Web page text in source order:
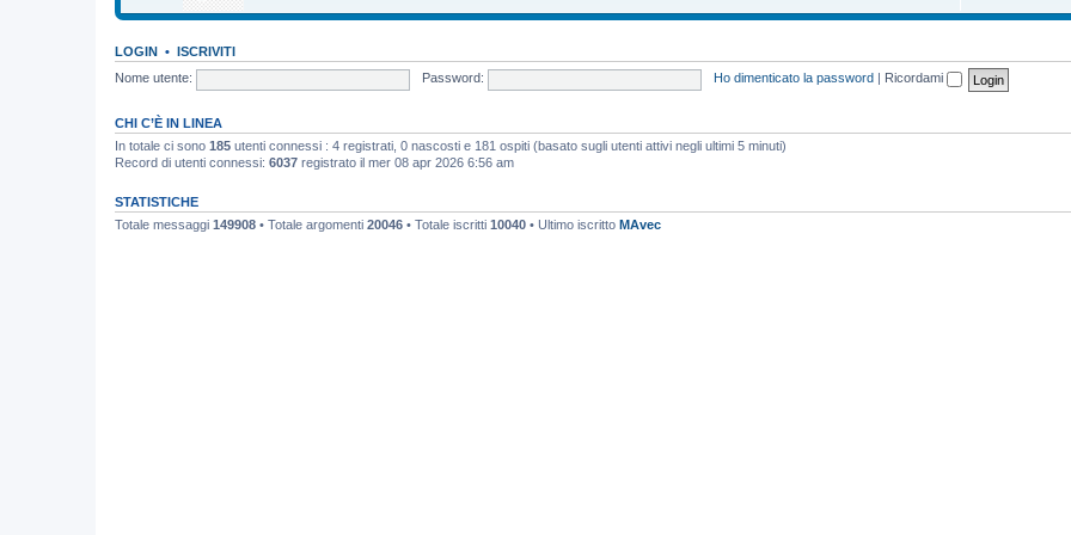
LOGIN • ISCRIVITI
Nome utente:
Password: Ho dimenticato la password Ricordami
CHI C’È IN LINEA
In totale ci sono 185 utenti connessi : 4 registrati, 0 nascosti e 181 ospiti (basato sugli utenti attivi negli ultimi 5 minuti)
Record di utenti connessi: 6037 registrato il mer 08 apr 2026 6:56 am
STATISTICHE
Totale messaggi 149908 • Totale argomenti 20046 • Totale iscritti 10040 • Ultimo iscritto MAvec